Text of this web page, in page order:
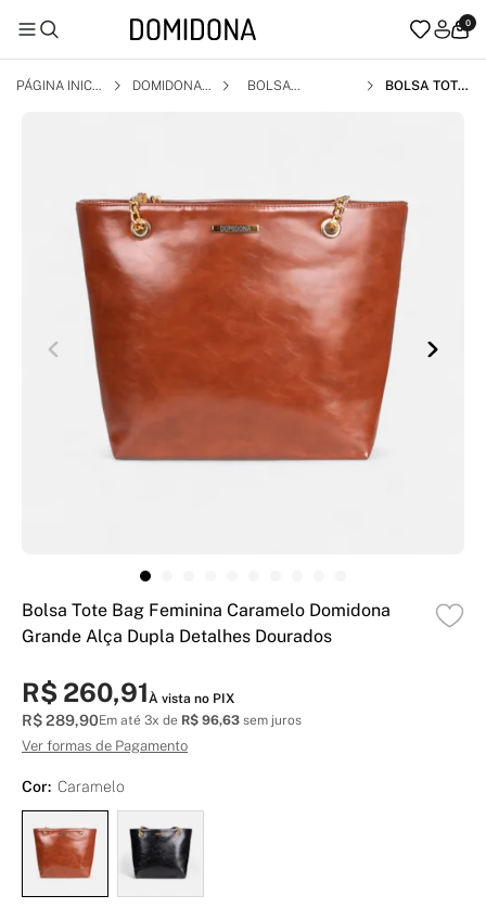
0
PÁGINA INICI
DOMIDONA BOLSA
BOLSA TOTE
ETALHES DO
URADOS
Bolsa Tote Bag Feminina Caramelo Domidona
Grande Alça Dupla Detalhes Dourados
R$ 260,91À vista no PIX
R$ 289,90Em até 3x de R$ 96,63 sem juros
Ver formas de Pagamento
Cor: Caramelo